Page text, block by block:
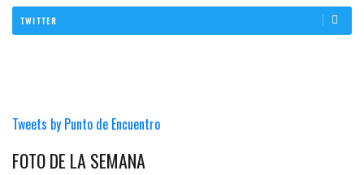
TWITTER
Tweets by Punto de Encuentro
FOTO DE LA SEMANA